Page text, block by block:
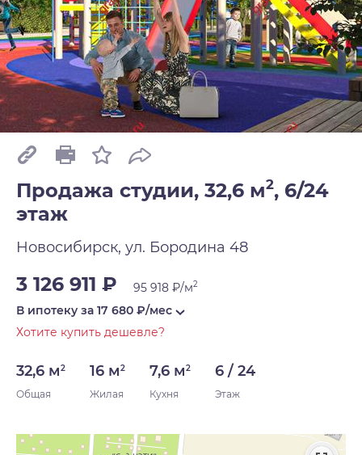
Продажа студии, 32,6 м2, 6/24
этаж
Новосибирск, ул. Бородина 48
3 126 911 ₽ 95 918 ₽/м2
В ипотеку за 17 680 ₽/мес
Хотите купить дешевле?
32,6 м2
Общая
16 м2
Жилая
7,6 м2
Кухня
6 / 24
Этаж